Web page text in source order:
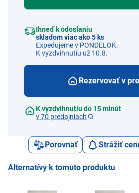
Ihneď k odoslaniu
skladom viac ako 5 ks
Expedujeme v PONDELOK.
K vyzdvihnutiu už 10.8.
Rezervovať v
K vyzdvihnutiu do 15 minút
v 70 predajniach
Porovnať Strážiť
Alternatívy k tomuto produktu